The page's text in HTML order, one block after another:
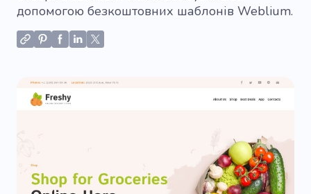
допомогою безкоштовних шаблонів Weblium.